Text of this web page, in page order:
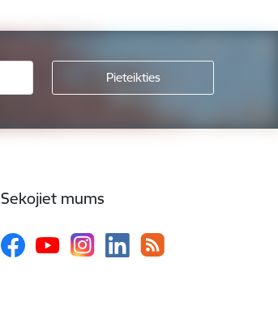
Sekojiet mums